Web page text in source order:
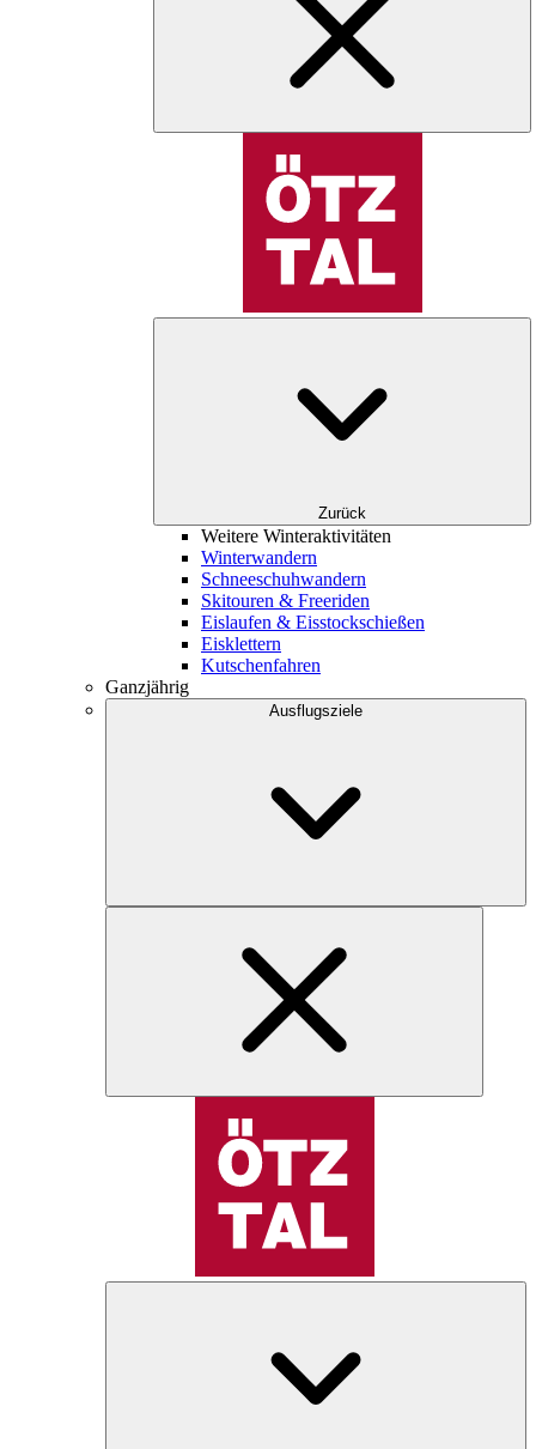
Zurück
Weitere Winteraktivitäten
Winterwandern
Schneeschuhwandern
Skitouren & Freeriden
Eislaufen & Eisstockschießen
Eisklettern
Kutschenfahren
Ganzjährig
Ausflugsziele